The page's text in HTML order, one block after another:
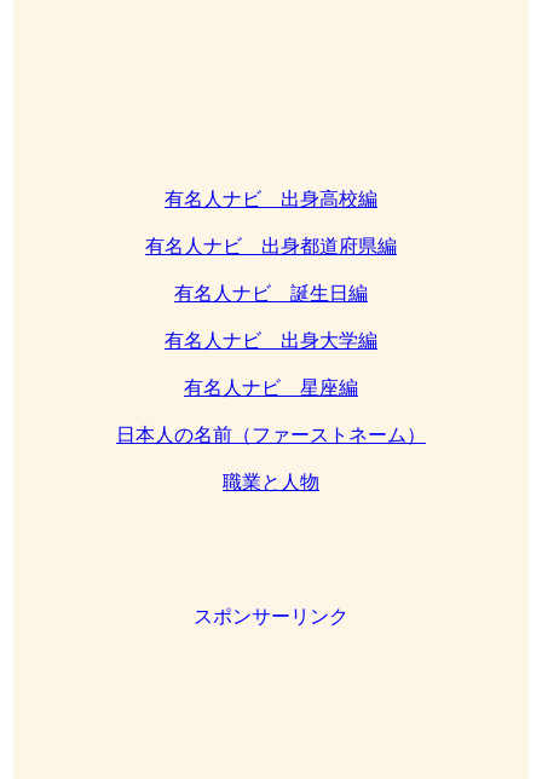
有名人ナビ 出身高校編
有名人ナビ 出身都道府県編
有名人ナビ 誕生日編
有名人ナビ 出身大学編
有名人ナビ 星座編
日本人の名前（ファーストネーム）
職業と人物
スポンサーリンク